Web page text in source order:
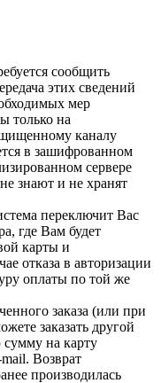
сообщить
этих сведений
мер
только на
каналу
в зашифрованном
сервере
знают и не хранят
переключит Вас
где Вам будет
карты и
отказа в авторизации
оплаты по той же
заказа (или при
заказать другой
сумму на карту
Возврат
производилась